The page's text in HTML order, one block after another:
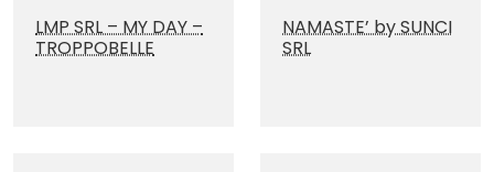
LMP SRL – MY DAY –
TROPPOBELLE
NAMASTE’ by SUNCI
SRL